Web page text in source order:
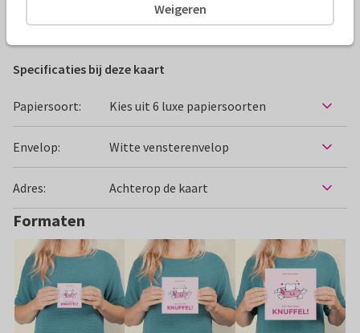
Beterschapskaarten Rosemarijn Humor
Specificaties bij deze kaart
Papiersoort: Kies uit 6 luxe papiersoorten
Envelop: Witte vensterenvelop
Adres: Achterop de kaart
Formaten
Weigeren